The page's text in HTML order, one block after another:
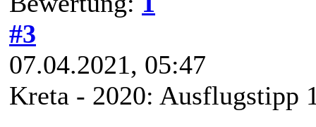
#3
07.04.2021, 05:47
Kreta - 2020: Ausflugstipp